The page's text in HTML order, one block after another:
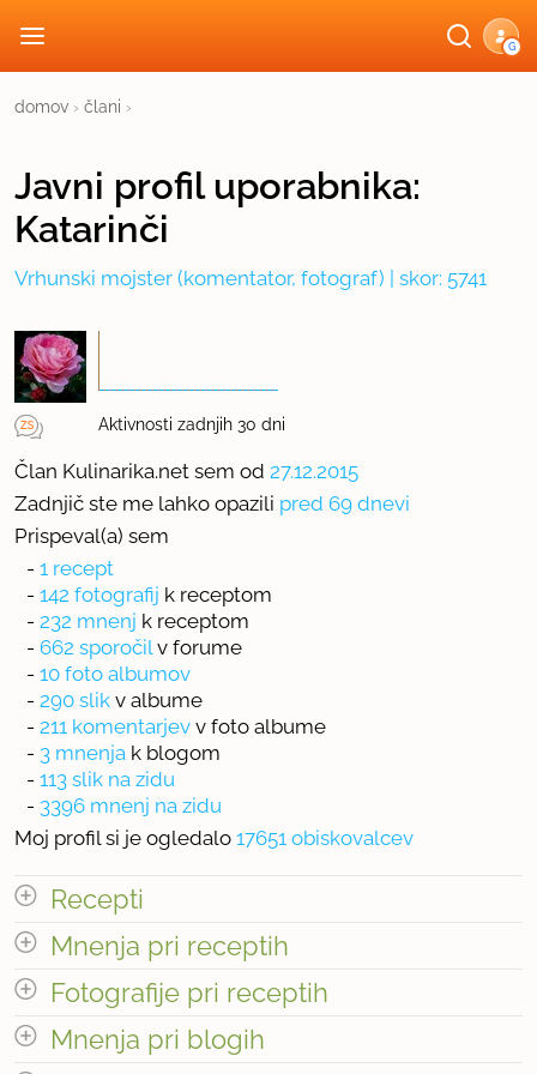
G
domov › člani ›
Javni profiluporabnika:
Katarinči
Vrhunski mojster (komentator, fotograf) | skor: 5741
Aktivnosti zadnjih 30 dni
Član Kulinarika.net sem od 27.12.2015
Zadnjič ste me lahko opazili pred 69 dnevi
Prispeval(a) sem
- 1 recept
- 142 fotografij k receptom
- 232 mnenj k receptom
- 662 sporočil v forume
- 10 foto albumov
- 290 slik v albume
- 211 komentarjev v foto albume
- 3 mnenja k blogom
- 113 slik na zidu
- 3396 mnenj na zidu
Moj profil si je ogledalo 17651 obiskovalcev
Recepti
Število receptov: 1
Mnenja pri receptih
odpri vse
« prejšnja 1 24 naslednja Â»
Fotografije pri receptih
Mnenja pri blogih